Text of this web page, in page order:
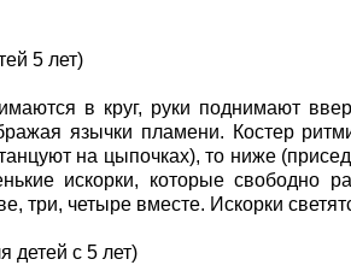
5 лет)
в круг, руки поднимают
язычки пламени. Костер
на цыпочках), то ниже
искорки, которые свободно
три, четыре вместе. Искорки
детей с 5 лет)